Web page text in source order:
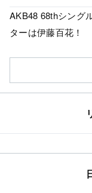
AKB48 68thシング
ターは伊藤百花！